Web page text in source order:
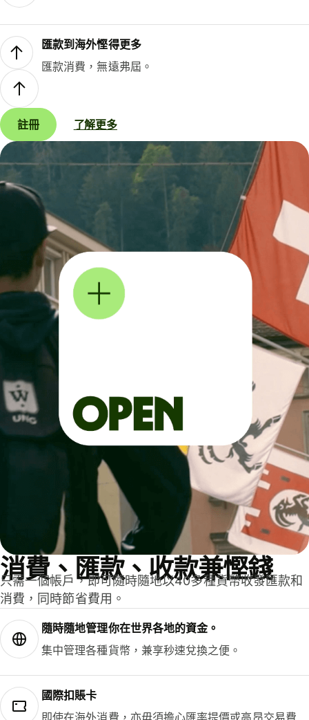
匯款到海外慳得更多
匯款消費，無遠弗屆。
註冊 了解更多
消費、匯款、收款兼慳錢
只需一個帳戶，即可隨時隨地以40多種貨幣收發匯款和
消費，同時節省費用。
隨時隨地管理你在世界各地的資金。
集中管理各種貨幣，兼享秒速兌換之便。
國際扣賬卡